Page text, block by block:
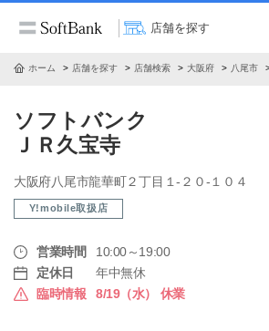
店舗を探す
ホーム 店舗を探す 店舗検索 大阪府 八尾市
ソフトバンク
ＪＲ久宝寺
大阪府八尾市龍華町２丁目１‐２０‐１０４
Y!mobile取扱店
営業時間
10:00～19:00
定休日
年中無休
臨時情報
8/19（水） 休業